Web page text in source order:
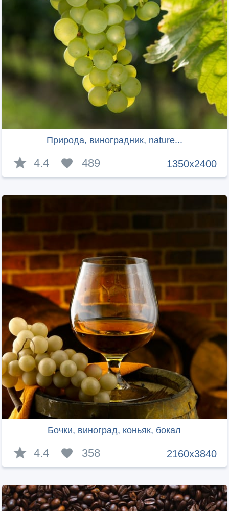
Природа, виноградник, nature...
1350x2400
4.4 489
Бочки, виноград, коньяк, бокал
2160x3840
4.4 358